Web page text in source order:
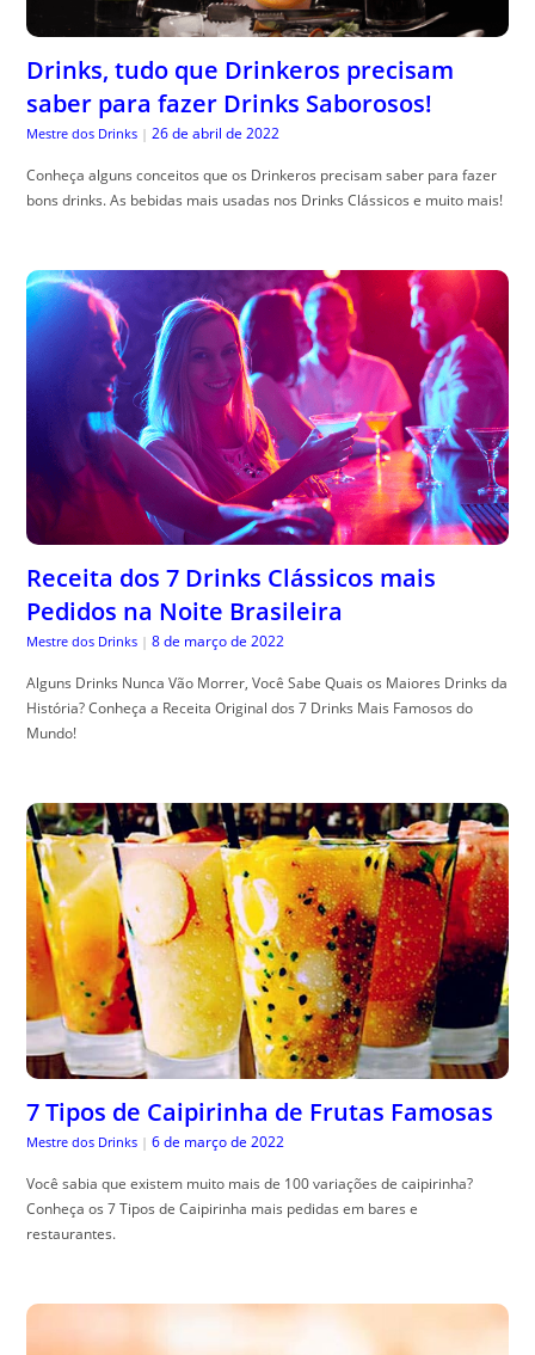
Drinks, tudo que Drinkeros precisam
saber para fazer Drinks Saborosos!
Mestre dos Drinks | 26 de abril de 2022
Conheça alguns conceitos que os Drinkeros precisam saber para fazer
bons drinks. As bebidas mais usadas nos Drinks Clássicos e muito mais!
Receita dos 7 Drinks Clássicos mais
Pedidos na Noite Brasileira
Mestre dos Drinks | 8 de março de 2022
Alguns Drinks Nunca Vão Morrer, Você Sabe Quais os Maiores Drinks da
História? Conheça a Receita Original dos 7 Drinks Mais Famosos do
Mundo!
7 Tipos de Caipirinha de Frutas Famosas
Mestre dos Drinks | 6 de março de 2022
Você sabia que existem muito mais de 100 variações de caipirinha?
Conheça os 7 Tipos de Caipirinha mais pedidas em bares e
restaurantes.